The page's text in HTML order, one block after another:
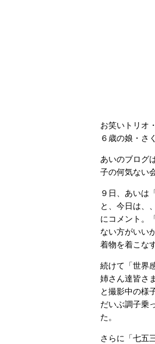
お笑いトリオ
６歳の娘・さ
あいのブログ
子の何気ない
９日、あいは
と、今日は、
にコメント。
ない方がいい
着物を着こな
続けて「世界
姉さん達皆さ
と撮影中の様
だいぶ調子乗
た。
さらに「七五